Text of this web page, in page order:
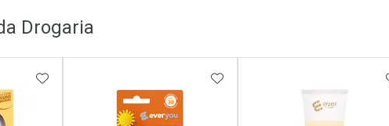
Drogaria
ADICIONAR AOS FAVORITOSADICIONAR AOS